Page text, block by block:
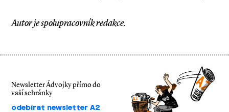
Autor je spolupracovník redakce.
Newsletter Ádvojky přímo do
vaší schránky
odebírat newsletter A2